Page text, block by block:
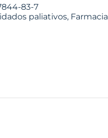
83-7
paliativos, Farmacia